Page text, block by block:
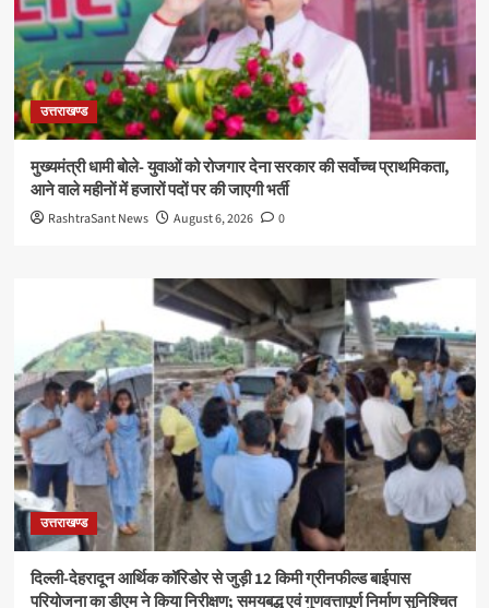
उत्तराखण्ड
मुख्यमंत्री धामी बोले- युवाओं को रोजगार देना सरकार की सर्वोच्च प्राथमिकता,
आने वाले महीनों में हजारों पदों पर की जाएगी भर्ती
RashtraSant News August 6, 2026 0
उत्तराखण्ड
दिल्ली-देहरादून आर्थिक कॉरिडोर से जुड़ी 12 किमी ग्रीनफील्ड बाईपास
परियोजना का डीएम ने किया निरीक्षण; समयबद्ध एवं गुणवत्तापूर्ण निर्माण सुनिश्चित